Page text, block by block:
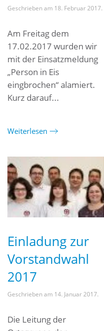
Geschrieben am 18. Februar 2017.
Am Freitag dem
17.02.2017 wurden wir
mit der Einsatzmeldung
„Person in Eis
eingbrochen“ alamiert.
Kurz darauf...
Weiterlesen
Einladung zur
Vorstandwahl
2017
Geschrieben am 14. Januar 2017.
Die Leitung der